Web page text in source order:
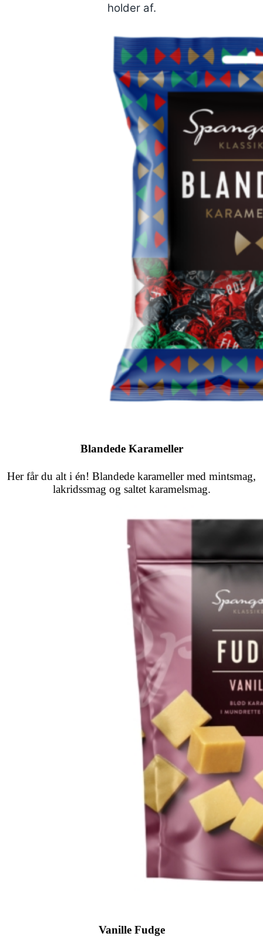
holder af.
Blandede Karameller
Her får du alt i én! Blandede karameller med mintsmag,
lakridssmag og saltet karamelsmag.
Vanille Fudge